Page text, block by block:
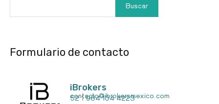
Buscar
Formulario de contacto
iBrokers
contacto@ibrokersmexico.com
52 1 984 104 4223